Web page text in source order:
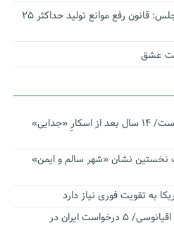
سخنگوی کمیسیون اقتصادی مجلس: قانون رفع موانع تولید حداکثر ۲۵
عشق
نجات‌دهنده‌ همچنان در آیینه است/ ۱۴ سال بعد از اسکارِ «جدایی»
نشان «شهر سالم و ایمن»
به تقویت فوری نیاز دارد
اقتدار ناوگروه ۱۰۳ در مأموریت‌ اقیانوسی/ ۵ درخواست ایران در